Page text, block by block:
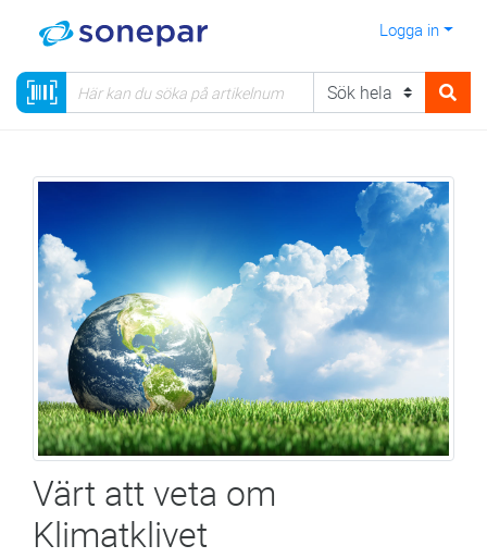
Logga in
Värt att veta om
Klimatklivet